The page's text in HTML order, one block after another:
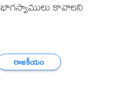
కావాలని
రాజకీయం